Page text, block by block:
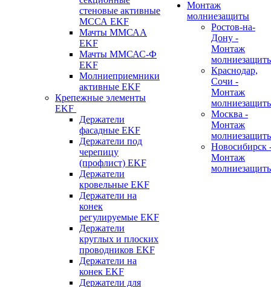
стеновые активные
МССА EKF
Мачты ММСАА
EKF
Мачты ММСАС-Ф
EKF
Молниеприемники
активные EKF
Крепежные элементы
EKF
Держатели
фасадные EKF
Держатели под
черепицу
(профлист) EKF
Держатели
кровельные EKF
Держатели на
конек
регулируемые EKF
Держатели
круглых и плоских
проводников EKF
Держатели на
конек EKF
Держатели для
Монтаж
молниезащиты
Ростов-на-
Дону -
Монтаж
Краснодар,
Сочи -
Монтаж
Москва -
Монтаж
Новосибирск
Монтаж